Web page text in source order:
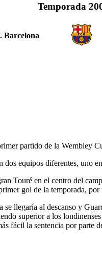
Temporada
Barcelona
partido de la Wembley
dos equipos diferentes, uno
Touré en el centro del
gol de la temporada,
se llegaría al descanso y
superior a los
fácil la sentencia por parte